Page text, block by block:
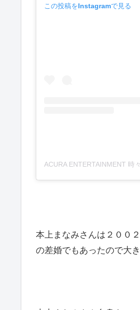
この投稿をInstagramで見る
本上まなみさんは２００
の差婚でもあったので大